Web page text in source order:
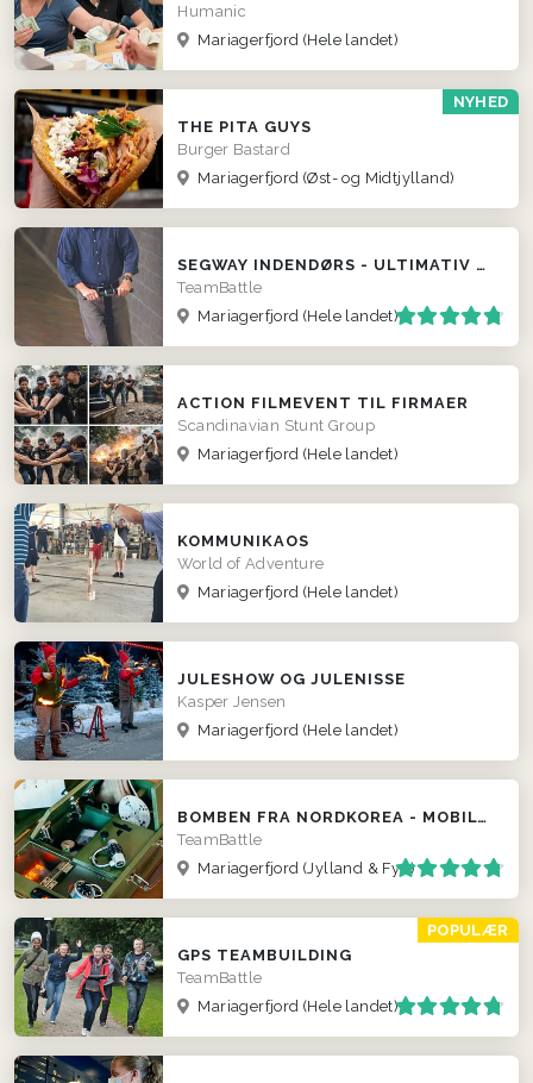
Humanic
Mariagerfjord (Hele landet)
NYHED
THE PITA GUYS
Burger Bastard
Mariagerfjord (Øst- og Midtjylland)
SEGWAY INDENDØRS - ULTIMATIV POLTERABEND EVENT
TeamBattle
Mariagerfjord (Hele landet)
ACTION FILMEVENT TIL FIRMAER
Scandinavian Stunt Group
Mariagerfjord (Hele landet)
KOMMUNIKAOS
World of Adventure
Mariagerfjord (Hele landet)
JULESHOW OG JULENISSE
Kasper Jensen
Mariagerfjord (Hele landet)
BOMBEN FRA NORDKOREA - MOBILT ESCAPE ROOM
TeamBattle
Mariagerfjord (Jylland & Fyn)
POPULÆR
GPS TEAMBUILDING
TeamBattle
Mariagerfjord (Hele landet)